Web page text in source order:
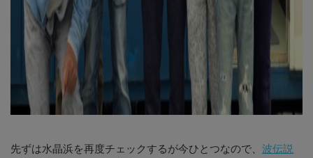
先ずは水晶浜を再度チェックするが今ひとつなので、 波伝説